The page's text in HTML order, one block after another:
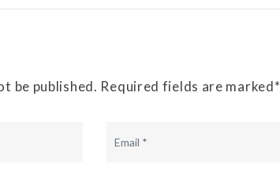
be published. Required fields are marked*